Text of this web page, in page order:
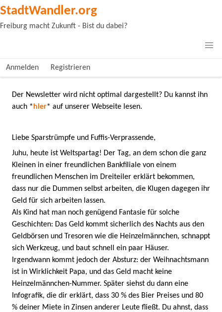
StadtWandler.org
Freiburg macht Zukunft - Bist du dabei?
Anmelden Registrieren
Der Newsletter wird nicht optimal dargestellt? Du kannst ihn
auch * hier* auf unserer Webseite lesen.
Liebe Sparstrümpfe und Fuffis-Verprassende,
Juhu, heute ist Weltspartag! Der Tag, an dem schon die ganz
Kleinen in einer freundlichen Bankfiliale von einem
freundlichen Menschen im Dreiteiler erklärt bekommen,
dass nur die Dummen selbst arbeiten, die Klugen dagegen ihr
Geld für sich arbeiten lassen.
Als Kind hat man noch genügend Fantasie für solche
Geschichten: Das Geld kommt sicherlich des Nachts aus den
Geldbörsen und Tresoren wie die Heinzelmännchen, schnappt
sich Werkzeug, und baut schnell ein paar Häuser.
Irgendwann kommt jedoch der Absturz: der Weihnachtsmann
ist in Wirklichkeit Papa, und das Geld macht keine
Heinzelmännchen-Nummer. Später siehst du dann eine
Infografik, die dir erklärt, dass 30 % des Bier Preises und 80
% deiner Miete in Zinsen anderer Leute fließt. Du ahnst, dass